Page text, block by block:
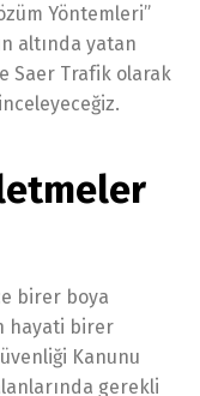
Yöntemleri”
altında yatan
Saer Trafik olarak
birer boya
hayati birer
Kanunu
gerekli